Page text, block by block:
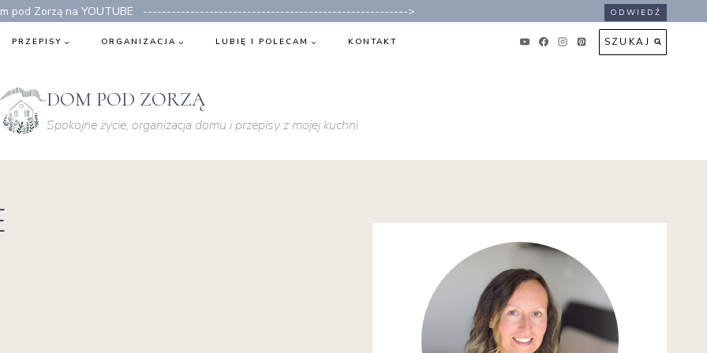
pod Zorzą na YOUTUBE --------------------------------------------------------> ODWIEDŹ
PRZEPISY ORGANIZACJA LUBIĘ I POLECAM KONTAKT SZUKAJ
DOM POD ZORZĄ
Spokojne życie, organizacja domu i przepisy z mojej kuchni